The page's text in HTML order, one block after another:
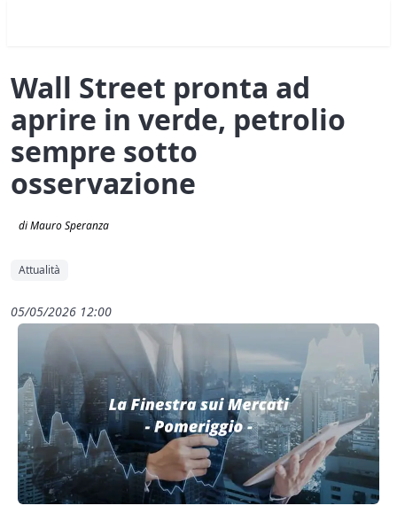
Wall Street pronta ad
aprire in verde, petrolio
sempre sotto
osservazione
di Mauro Speranza
Attualità
05/05/2026 12:00